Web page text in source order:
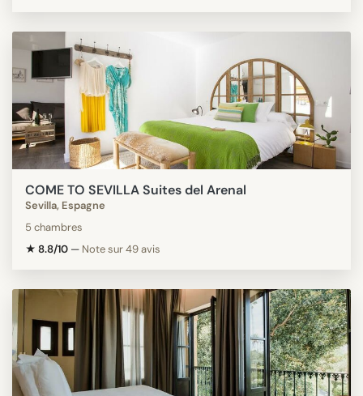
COME TO SEVILLA Suites del Arenal
Sevilla, Espagne
5 chambres
★ 8.8/10 — Note sur 49 avis